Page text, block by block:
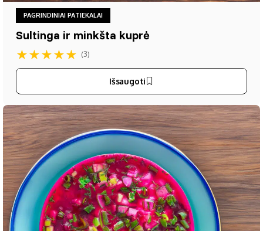
PAGRINDINIAI PATIEKALAI
Sultinga ir minkšta kuprė
★★★★★ (3)
Išsaugoti